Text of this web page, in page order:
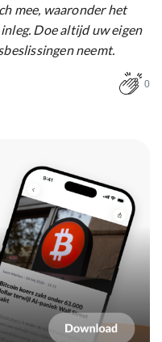
mee, waaronder het
Doe altijd uw eigen
neemt.
0